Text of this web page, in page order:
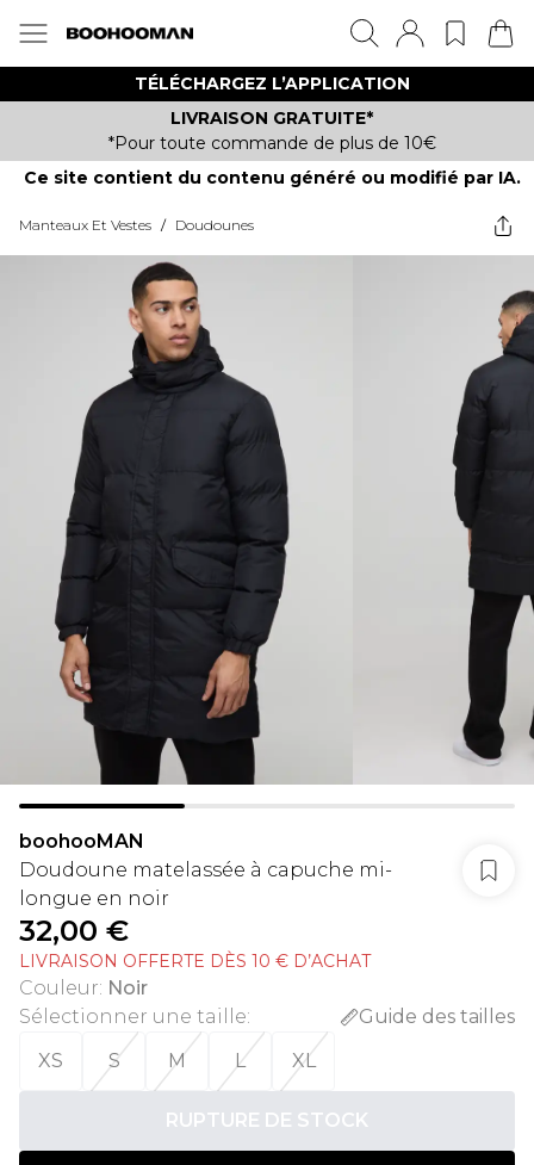
TÉLÉCHARGEZ L’APPLICATION
LIVRAISON GRATUITE*
*Pour toute commande de plus de 10€
Ce site contient du contenu généré ou modifié par IA.
Manteaux Et Vestes / Doudounes
boohooMAN
Doudoune matelassée à capuche mi-
longue en noir
32,00 €
LIVRAISON OFFERTE DÈS 10 € D’ACHAT
Couleur: Noir
Sélectionner une taille:
Guide des tailles
XS
S M L XL
RUPTURE DE STOCK